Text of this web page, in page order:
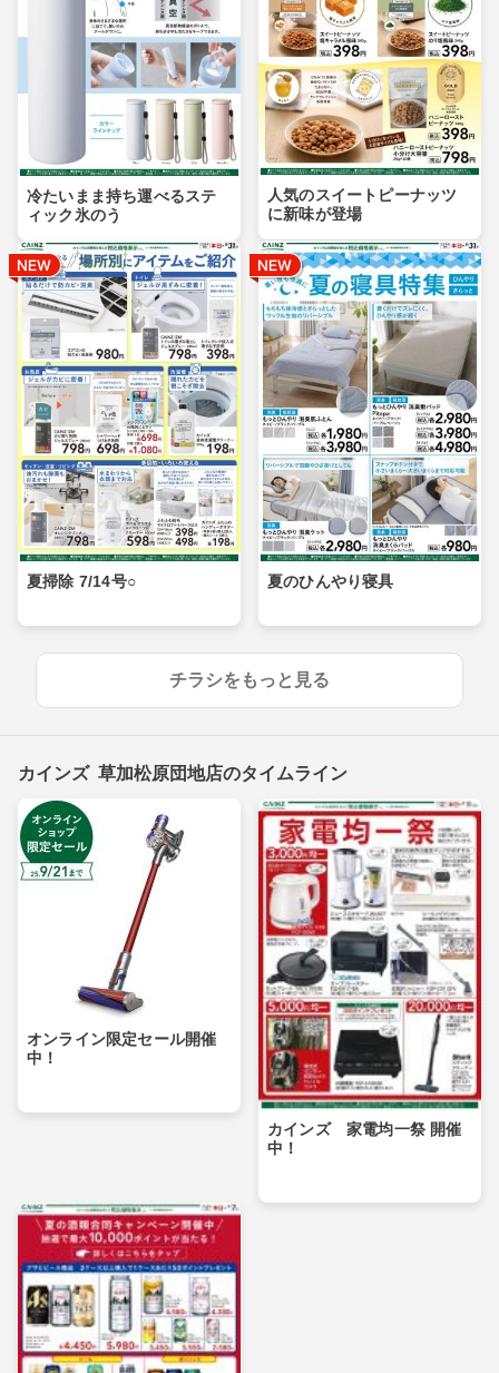
冷たいまま持ち運べるステ
ィック氷のう
人気のスイートピーナッツ
に新味が登場
夏掃除 7/14号○ 夏のひんやり寝具
チラシをもっと見る
カインズ 草加松原団地店のタイムライン
オンライン限定セール開催
中！
カインズ 家電均一祭 開催
中！